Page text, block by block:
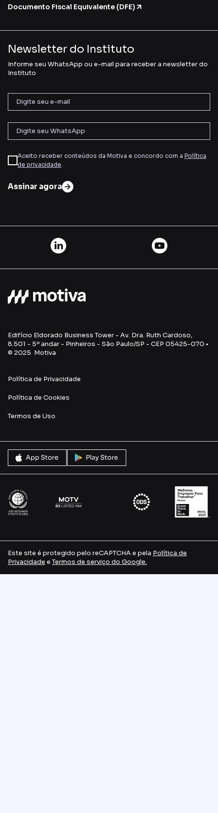
Documento Fiscal Equivalente (DFE)
Newsletter do Instituto
Informe seu WhatsApp ou e-mail para receber a newsletter do
Instituto
Aceito receber conteúdos da Motiva e concordo com a Política
de privacidade.
Assinar agora
Edifício Eldorado Business Tower - Av. Dra. Ruth Cardoso,
8.501 - 5º andar - Pinheiros - São Paulo/SP - CEP 05425-070 •
© 2025 Motiva
Política de Privacidade
Política de Cookies
Termos de Uso
Este site é protegido pelo reCAPTCHA e pela Política de
Privacidade e Termos de serviço do Google.